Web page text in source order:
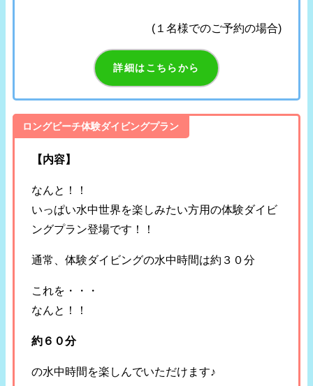
(１名様でのご予約の場合)
詳細はこちらから
ロングビーチ体験ダイビングプラン
【内容】
なんと！！
いっぱい水中世界を楽しみたい方用の体験ダイビ
ングプラン登場です！！
通常、体験ダイビングの水中時間は約３０分
これを・・・
なんと！！
約６０分
の水中時間を楽しんでいただけます♪